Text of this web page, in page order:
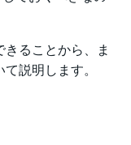
ることから、ま
説明します。